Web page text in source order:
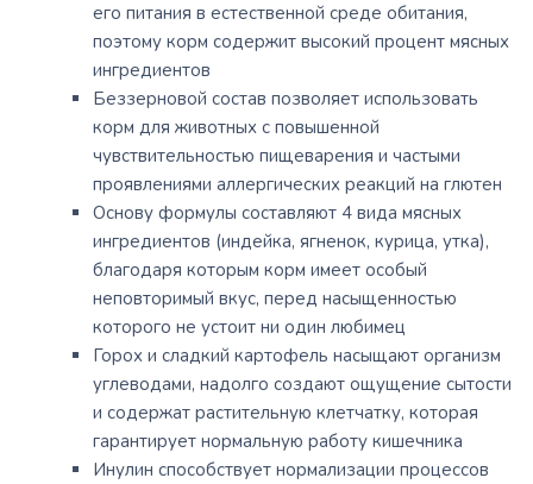
его питания в естественной среде обитания,
поэтому корм содержит высокий процент мясных
ингредиентов
Беззерновой состав позволяет использовать
корм для животных с повышенной
чувствительностью пищеварения и частыми
проявлениями аллергических реакций на глютен
Основу формулы составляют 4 вида мясных
ингредиентов (индейка, ягненок, курица, утка),
благодаря которым корм имеет особый
неповторимый вкус, перед насыщенностью
которого не устоит ни один любимец
Горох и сладкий картофель насыщают организм
углеводами, надолго создают ощущение сытости
и содержат растительную клетчатку, которая
гарантирует нормальную работу кишечника
Инулин способствует нормализации процессов